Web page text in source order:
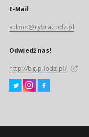
E-Mail
admin@cybra.lodz.pl
Odwiedź nas!
http://bg.p.lodz.pl/